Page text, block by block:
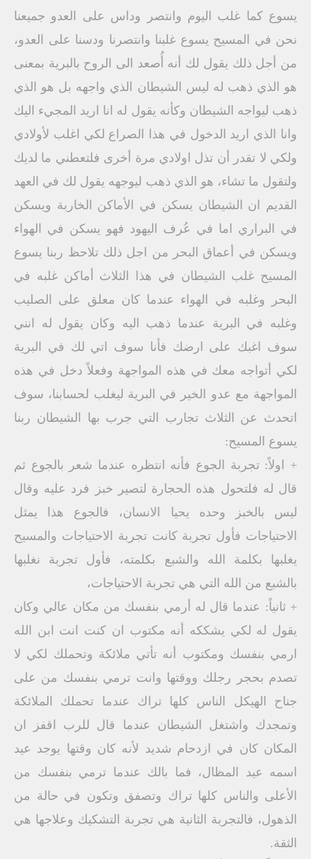
يسوع كما غلب اليوم وانتصر وداس على العدو جميعنا
نحن في المسيح يسوع غلبنا وانتصرنا ودسنا على العدو،
من أجل ذلك يقول لك أنه أُصعد الى الروح بالبرية بمعنى
هو الذي ذهب له ليس الشيطان الذي واجهه بل هو الذي
ذهب ليواجه الشيطان وكأنه يقول له انا اريد المجيء اليك
وانا الذي اريد الدخول في هذا الصراع لكي اغلب لأولادي
ولكي لا تقدر أن تذل اولادي مرة أخرى فلتعطني ما لديك
ولتقول ما تشاء، هو الذي ذهب ليوجهه يقول لك في العهد
القديم ان الشيطان يسكن في الأماكن الخاربة ويسكن
في البراري اما في عُرف اليهود فهو يسكن في الهواء
ويسكن في أعماق البحر من اجل ذلك تلاحظ ربنا يسوع
المسيح غلب الشيطان في هذا الثلاث أماكن غلبه في
البحر وغلبه في الهواء عندما كان معلق على الصليب
وغلبه في البرية عندما ذهب اليه وكان يقول له انني
سوف اغبك على ارضك فأنا سوف اتي لك في البرية
لكي أتواجه معك في هذه المواجهة وفعلاً دخل في هذه
المواجهة مع عدو الخير في البرية ليغلب لحسابنا، سوف
اتحدث عن الثلاث تجارب التي جرب بها الشيطان ربنا
يسوع المسيح:
+ اولاً: تجربة الجوع فأنه انتظره عندما شعر بالجوع ثم
قال له فلتحول هذه الحجارة لتصير خبز فرد عليه وقال
ليس بالخبز وحده يحيا الانسان، فالجوع هذا يمثل
الاحتياجات فأول تجربة كانت تجربة الاحتياجات والمسيح
يغلبها بكلمة الله والشبع بكلمته، فأول تجربة نغلبها
بالشبع من الله التي هي تجربة الاحتياجات،
+ ثانياً: عندما قال له أرمي بنفسك من مكان عالي وكان
يقول له لكي يشككه أنه مكتوب ان كنت انت ابن الله
ارمي بنفسك ومكتوب أنه تأتي ملائكة وتحملك لكي لا
تصدم بحجر رجلك ووقتها وانت ترمي بنفسك من على
جناح الهيكل الناس كلها تراك عندما تحملك الملائكة
وتمجدك واشتغل الشيطان عندما قال للرب اقفز ان
المكان كان في ازدحام شديد لأنه كان وقتها يوجد عيد
اسمه عيد المظال، فما بالك عندما ترمي بنفسك من
الأعلى والناس كلها تراك وتصفق وتكون في حالة من
الذهول، فالتجربة الثانية هي تجربة التشكيك وعلاجها هي
الثقة.